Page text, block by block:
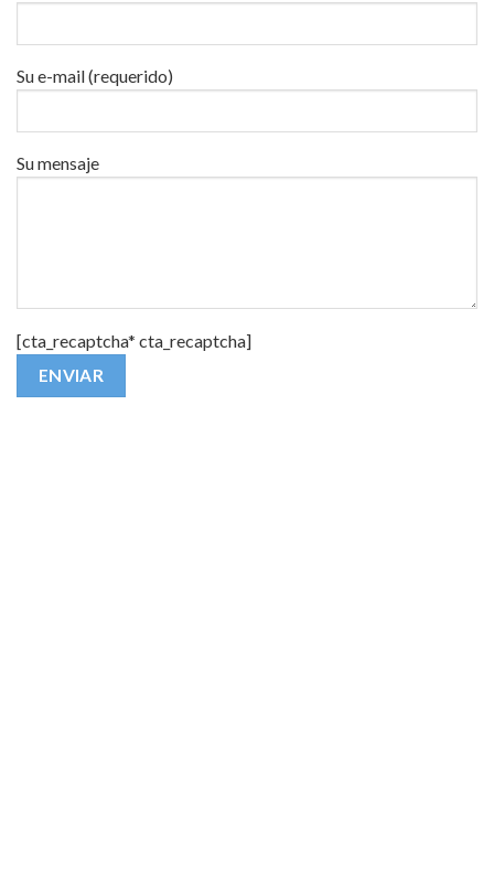
Su e-mail (requerido)
Su mensaje
[cta_recaptcha* cta_recaptcha]